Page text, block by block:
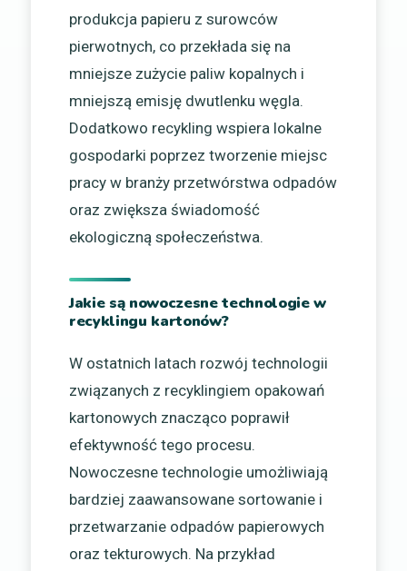
produkcja papieru z surowców
pierwotnych, co przekłada się na
mniejsze zużycie paliw kopalnych i
mniejszą emisję dwutlenku węgla.
Dodatkowo recykling wspiera lokalne
gospodarki poprzez tworzenie miejsc
pracy w branży przetwórstwa odpadów
oraz zwiększa świadomość
ekologiczną społeczeństwa.
Jakie są nowoczesne technologie w
recyklingu kartonów?
W ostatnich latach rozwój technologii
związanych z recyklingiem opakowań
kartonowych znacząco poprawił
efektywność tego procesu.
Nowoczesne technologie umożliwiają
bardziej zaawansowane sortowanie i
przetwarzanie odpadów papierowych
oraz tekturowych. Na przykład